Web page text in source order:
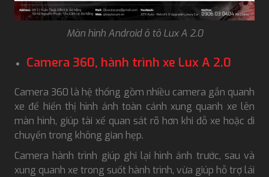
Màn hình Android ô tô Lux A 2.0
Camera 360, hành trình xe Lux A 2.0
Camera 360 là hệ thống gồm nhiều camera gắn quanh
xe để hiển thị hình ảnh toàn cảnh xung quanh xe lên
màn hình, giúp tài xế quan sát rõ hơn khi đỗ xe hoặc di
chuyển trong không gian hẹp.
Camera hành trình giúp ghi lại hình ảnh trước, sau và
xung quanh xe trong suốt hành trình, vừa giúp hỗ trợ lái